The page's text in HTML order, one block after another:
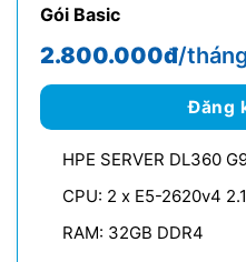
Gói Basic
2.800.000đ/
Đăng
HPE SERVER DL360
CPU: 2 x E5-2620v4
RAM: 32GB DDR4